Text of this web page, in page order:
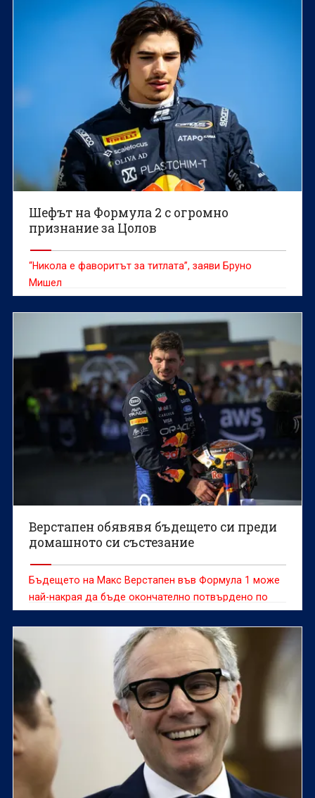
Шефът на Формула 2 с огромно
признание за Цолов
“Никола е фаворитът за титлата”, заяви Бруно
Мишел
Верстапен обявявя бъдещето си преди
домашното си състезание
Бъдещето на Макс Верстапен във Формула 1 може
най-накрая да бъде окончателно потвърдено по
време на състезателния уикенд за Гран При на
Нидерландия на пистата "Зандворт", смята бившият
нидерландски пилот Роберт Доорнбос